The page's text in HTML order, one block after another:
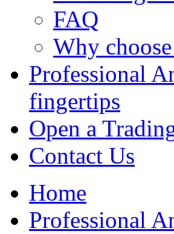
FAQ
Why
Professional
fingertips
Open a
Contact Us
Home
Professional